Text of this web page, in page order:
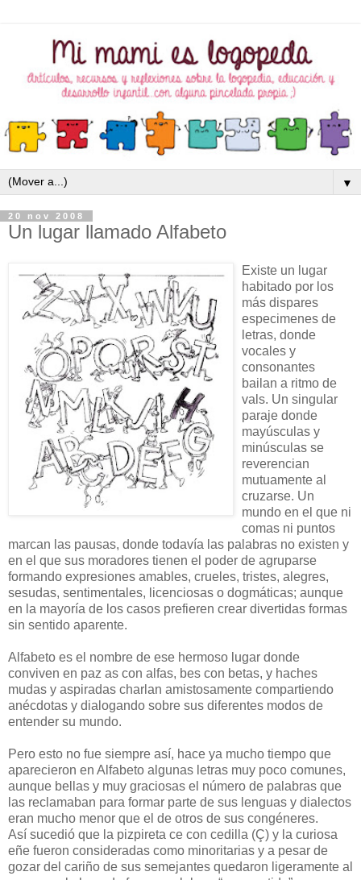
▼
20 nov 2008
Un lugar llamado Alfabeto
Existe un lugar
habitado por los
más dispares
especimenes de
letras, donde
vocales y
consonantes
bailan a ritmo de
vals. Un singular
paraje donde
mayúsculas y
minúsculas se
reverencian
mutuamente al
cruzarse. Un
mundo en el que ni
comas ni puntos
marcan las pausas, donde todavía las palabras no existen y
en el que sus moradores tienen el poder de agruparse
formando expresiones amables, crueles, tristes, alegres,
sesudas, sentimentales, licenciosas o dogmáticas; aunque
en la mayoría de los casos prefieren crear divertidas formas
sin sentido aparente.
Alfabeto es el nombre de ese hermoso lugar donde
conviven en paz as con alfas, bes con betas, y haches
mudas y aspiradas charlan amistosamente compartiendo
anécdotas y dialogando sobre sus diferentes modos de
entender su mundo.
Pero esto no fue siempre así, hace ya mucho tiempo que
aparecieron en Alfabeto algunas letras muy poco comunes,
aunque bellas y muy graciosas el número de palabras que
las reclamaban para formar parte de sus lenguas y dialectos
eran mucho menor que el de otros de sus congéneres.
Así sucedió que la pizpireta ce con cedilla (Ç) y la curiosa
eñe fueron consideradas como minoritarias y a pesar de
gozar del cariño de sus semejantes quedaron ligeramente al